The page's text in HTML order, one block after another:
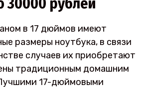
в 17 дюймов имеют
размеры ноутбука, в связи
случаев их приобретают
традиционным домашним
17-дюймовыми